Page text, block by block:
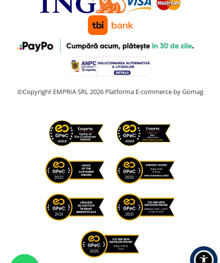
©Copyright EMPRIA SRL 2026 Platforma E-commerce by Gomag